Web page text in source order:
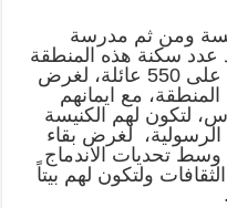
ومن ثم مدرسة
عدد سكنة هذه المنطقة
الجديدة في سيدني الى ما يزيد على 550 عائلة، لغرض
مع ايمانهم
لتكون لهم الكنيسة
الرسولية، لغرض بقاء
وسط تحديات الاندماج
ولتكون لهم بيتاً